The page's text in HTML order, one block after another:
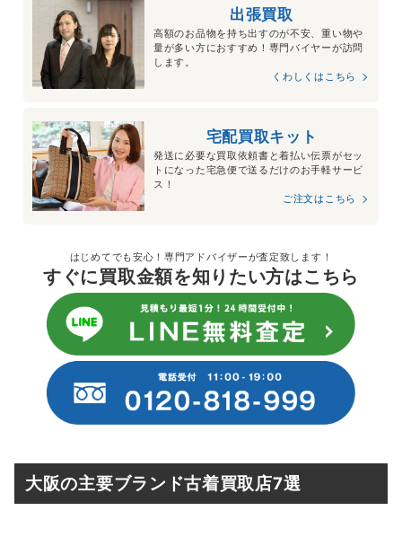
出張買取
高額のお品物を持ち出すのが不安、重い物や
量が多い方におすすめ！専門バイヤーが訪問
します。
くわしくはこちら
宅配買取キット
発送に必要な買取依頼書と着払い伝票がセッ
トになった宅急便で送るだけのお手軽サービ
ス！
ご注文はこちら
はじめてでも安心！専門アドバイザーが査定致します！
すぐに買取金額を知りたい方はこちら
大阪の主要ブランド古着買取店7選